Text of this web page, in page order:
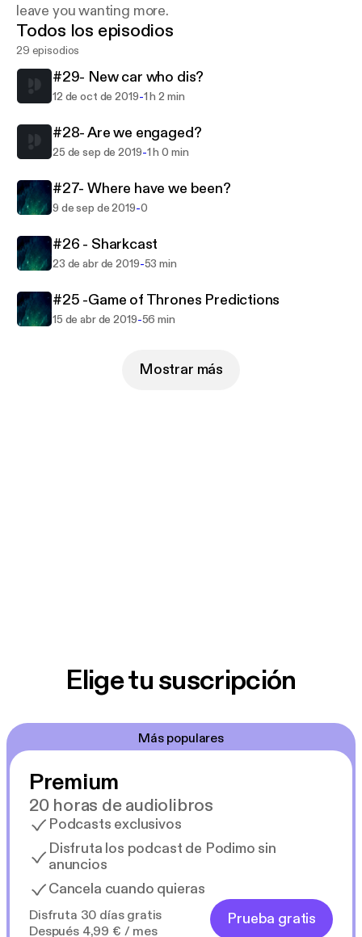
leave you wanting more.
Todos los episodios
29 episodios
#29- New car who dis?
12 de oct de 2019-1 h 2 min
#28- Are we engaged?
25 de sep de 2019-1 h 0 min
#27- Where have we been?
9 de sep de 2019-0
#26 - Sharkcast
23 de abr de 2019-53 min
#25 -Game of Thrones Predictions
15 de abr de 2019-56 min
Mostrar más
Elige tu suscripción
Más populares
Premium
20 horas de audiolibros
Podcasts exclusivos
Disfruta los podcast de Podimo sin
anuncios
Cancela cuando quieras
Disfruta 30 días gratis
Después 4,99 € / mes
Prueba gratis